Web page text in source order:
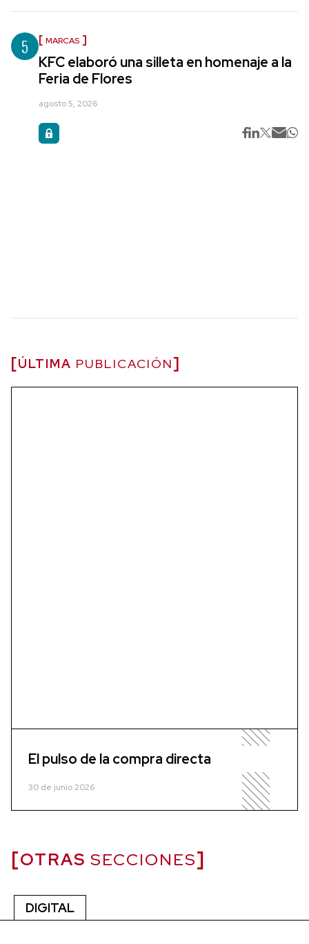
5 MARCAS
KFC elaboró una silleta en homenaje a la
Feria de Flores
agosto 5, 2026
ÚLTIMA PUBLICACIÓN
El pulso de la compra directa
30 de junio 2026
OTRAS SECCIONES
DIGITAL